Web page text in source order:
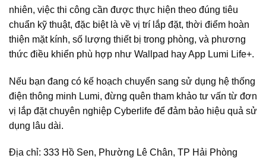
nhiên, việc thi công cần được thực hiện theo đúng tiêu
chuẩn kỹ thuật, đặc biệt là về vị trí lắp đặt, thời điểm hoàn
thiện mặt kính, số lượng thiết bị trong phòng, và phương
thức điều khiển phù hợp như Wallpad hay App Lumi Life+.
Nếu bạn đang có kế hoạch chuyển sang sử dụng hệ thống
điện thông minh Lumi, đừng quên tham khảo tư vấn từ đơn
vị lắp đặt chuyên nghiệp Cyberlife để đảm bảo hiệu quả sử
dụng lâu dài.
Địa chỉ: 333 Hồ Sen, Phường Lê Chân, TP Hải Phòng